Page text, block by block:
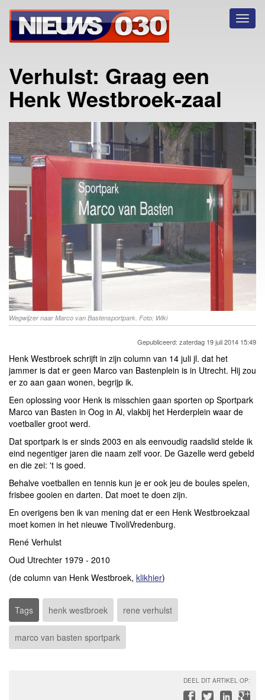
Verhulst: Graag een
Henk Westbroek-zaal
Wegwijzer naar Marco van Bastensportpark. Foto: Wiki
Gepubliceerd: zaterdag 19 juli 2014 15:49
Henk Westbroek schrijft in zijn column van 14 juli jl. dat het
jammer is dat er geen Marco van Bastenplein is in Utrecht. Hij zou
er zo aan gaan wonen, begrijp ik.
Een oplossing voor Henk is misschien gaan sporten op Sportpark
Marco van Basten in Oog in Al, vlakbij het Herderplein waar de
voetballer groot werd.
Dat sportpark is er sinds 2003 en als eenvoudig raadslid stelde ik
eind negentiger jaren die naam zelf voor. De Gazelle werd gebeld
en die zei: 't is goed.
Behalve voetballen en tennis kun je er ook jeu de boules spelen,
frisbee gooien en darten. Dat moet te doen zijn.
En overigens ben ik van mening dat er een Henk Westbroekzaal
moet komen in het nieuwe TivoliVredenburg.
René Verhulst
Oud Utrechter 1979 - 2010
(de column van Henk Westbroek, klikhier)
Tags henk westbroek rene verhulst
marco van basten sportpark
DEEL DIT ARTIKEL OP: